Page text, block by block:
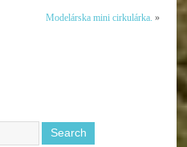
Modelárska mini cirkulárka. »